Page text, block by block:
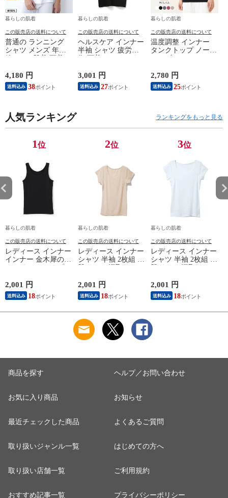
暮らしの肌着
この販売店の送料について
普通の ランニング
シャツ メンズ 年間
ンクトップ ノースリ
ーブ インナー 紳士
男性 シニア 抗菌 防
4,180 円
送料込み 38
暮らしの肌着
この販売店の送料について
ヘルスケア インナー
半袖 シャツ 疲労回
外線 疲労軽減 ボデ
ィケア 健康 プレゼ
ント ギフト ヘルス
3,001 円
送料込み 27
暮らしの肌着
この販売店の送料について
温度調整 インナー
タンクトップ ノース
オフホワイト/ブラウ
ン/ブラック/チャコ
ールグレー/ピンク
2,780 円
送料込み 25
人気ランキング ランキングをもっと見る
1位
暮らしの肌着
この販売店の送料について
レディース インナー
インナー 金木犀のめ
っとり 保湿 ストレ
ッチ ボタニカル タ
ンクトップ 秋冬 お
2,001 円
送料込み 18
2位
暮らしの肌着
この販売店の送料について
レディース インナー
シャツ 半袖 2枚組 素
り インナーシャツ
パッド付き 春夏 汗
染み 防止 汗 対策 綿
ット工業 S5022B-RT
涼しい 肌着
2,001 円
送料込み 18
3位
暮らしの肌着
この販売店の送料について
レディース インナー
シャツ 半袖 2枚組 素
り インナーシャツ
パッド付き 春夏 汗
染み 防止 汗 対策 綿
ット工業 S5022B-RT
涼しい 肌着
2,001 円
送料込み 18
商品を探す
お気に入り商品
最近チェックした商品
取り扱いジャンル一覧
取り扱い店舗一覧
おすすめ記事一覧
ヘルプ／お問い合わせ
お知らせ
よくあるご質問
はじめての方へ
ご利用規約
プライバシーポリシー